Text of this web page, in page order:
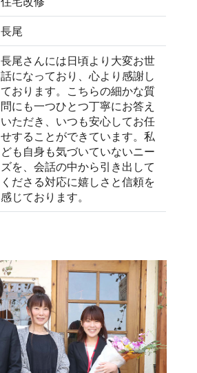
長尾
長尾さんには日頃より大変お世
話になっており、心より感謝し
ております。こちらの細かな質
問にも一つひとつ丁寧にお答え
いただき、いつも安心してお任
せすることができています。私
ども自身も気づいていないニー
ズを、会話の中から引き出して
くださる対応に嬉しさと信頼を
感じております。